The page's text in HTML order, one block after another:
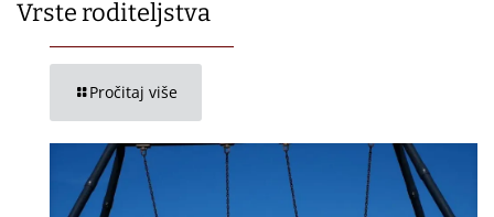
Vrste roditeljstva
Pročitaj više